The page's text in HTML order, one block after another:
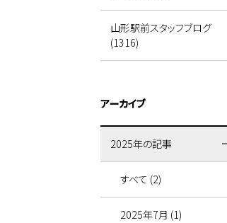
山形駅前スタッフブログ
(1316)
アーカイブ
2025年の記事
すべて (2)
2025年7月 (1)